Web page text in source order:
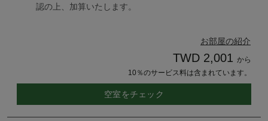
認の上、加算いたします。
お部屋の紹介
TWD 2,001 から
10％のサービス料は含まれています。
空室をチェック